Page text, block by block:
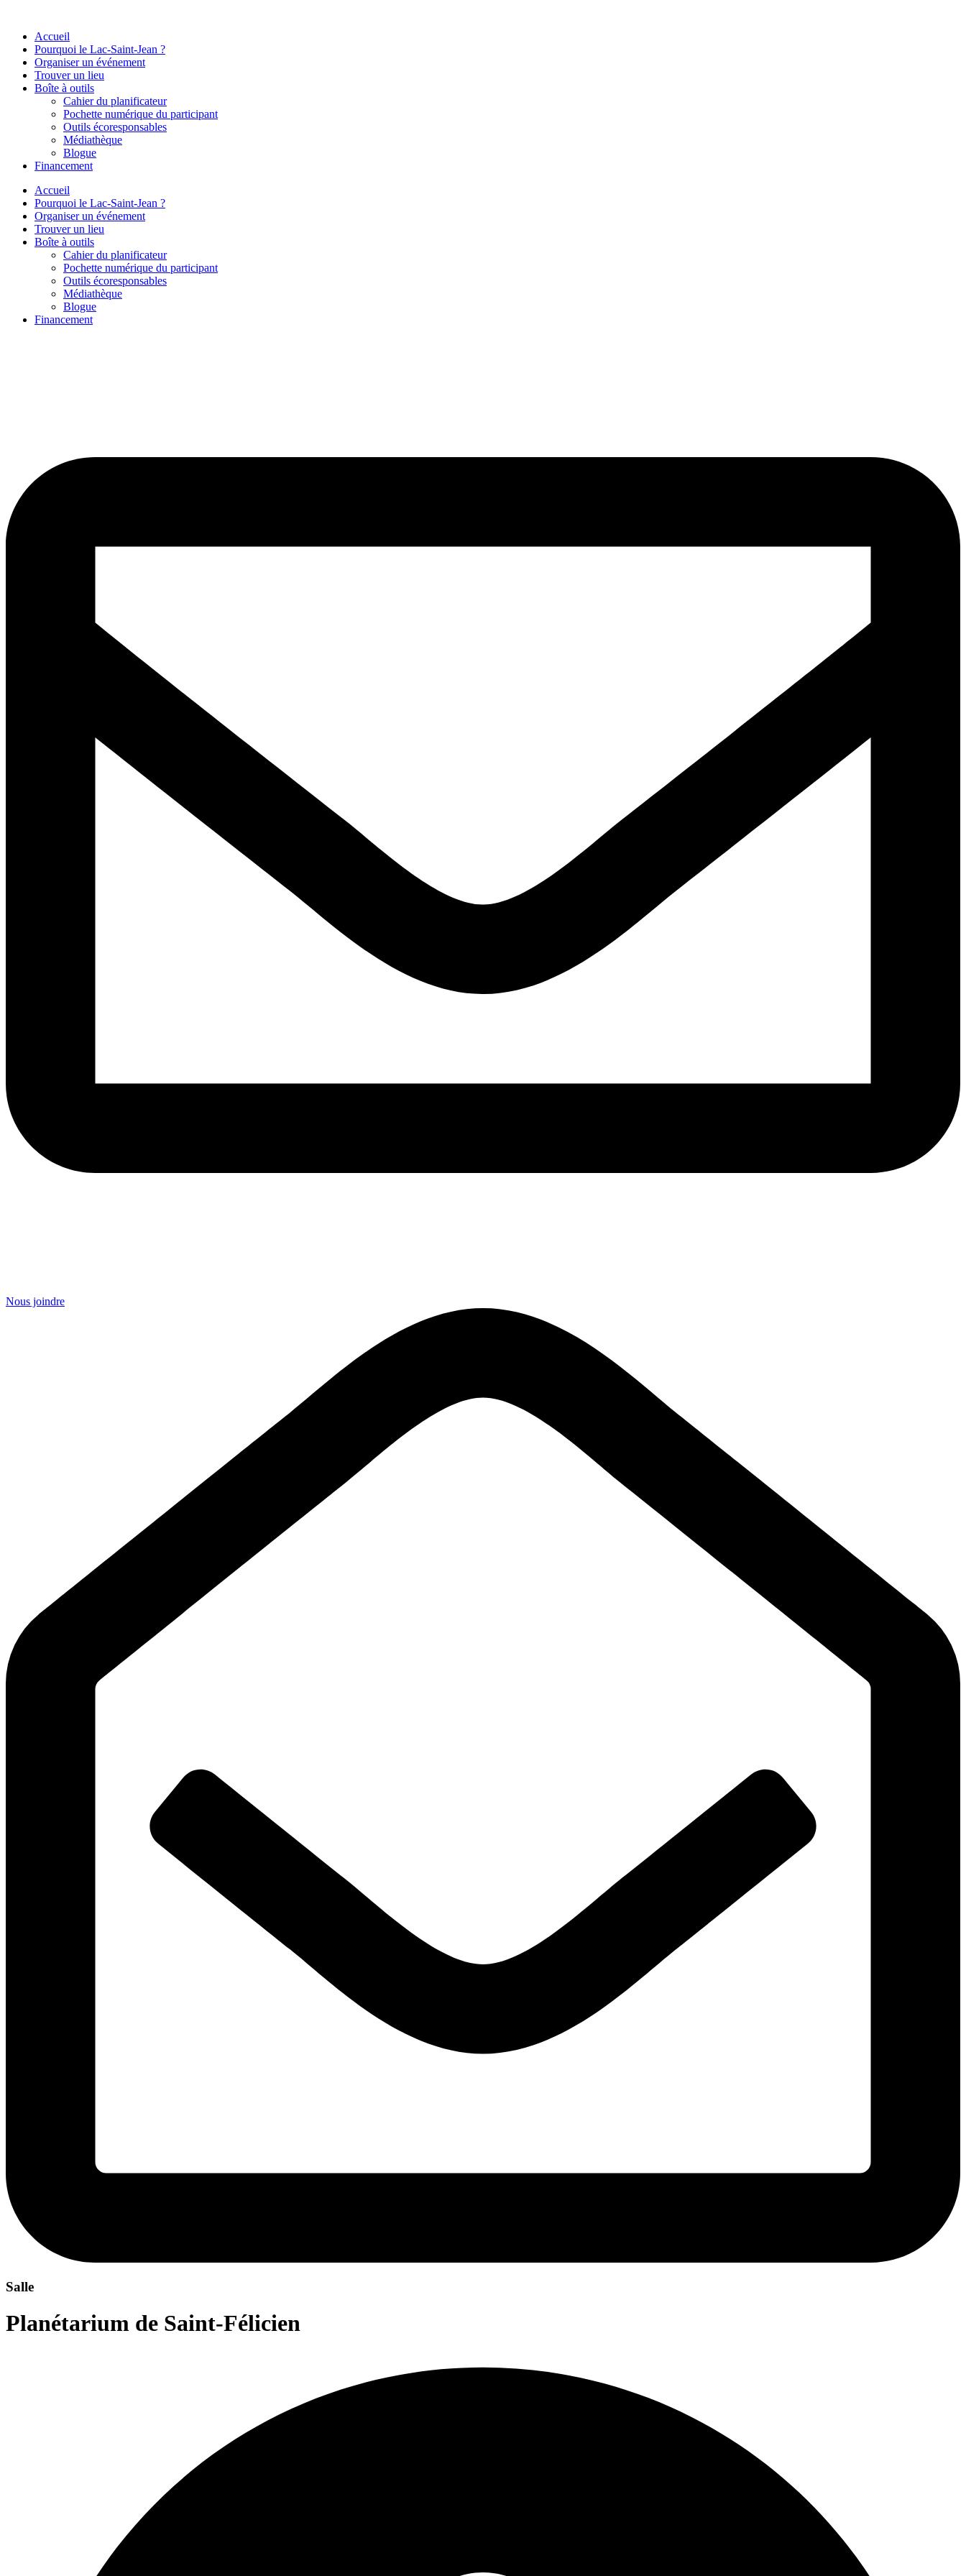
contenuAccueil
Pourquoi le Lac-Saint-Jean ?
Organiser un événement
Trouver un lieu
Boîte à outils
Cahier du planificateur
Pochette numérique du participant
Outils écoresponsables
Médiathèque
Blogue
Financement
Accueil
Pourquoi le Lac-Saint-Jean ?
Organiser un événement
Trouver un lieu
Boîte à outils
Cahier du planificateur
Pochette numérique du participant
Outils écoresponsables
Médiathèque
Blogue
Financement
Nous joindre
Salle
Planétarium de Saint-Félicien